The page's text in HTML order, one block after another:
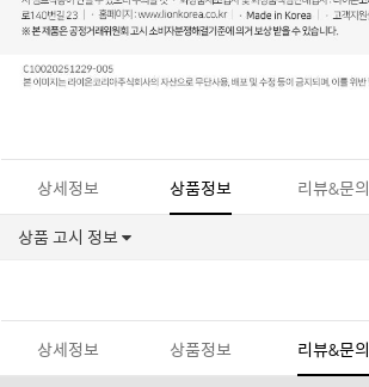
상세정보 상품정보 리뷰&문의
상품 고시 정보
상세정보 상품정보 리뷰&문의